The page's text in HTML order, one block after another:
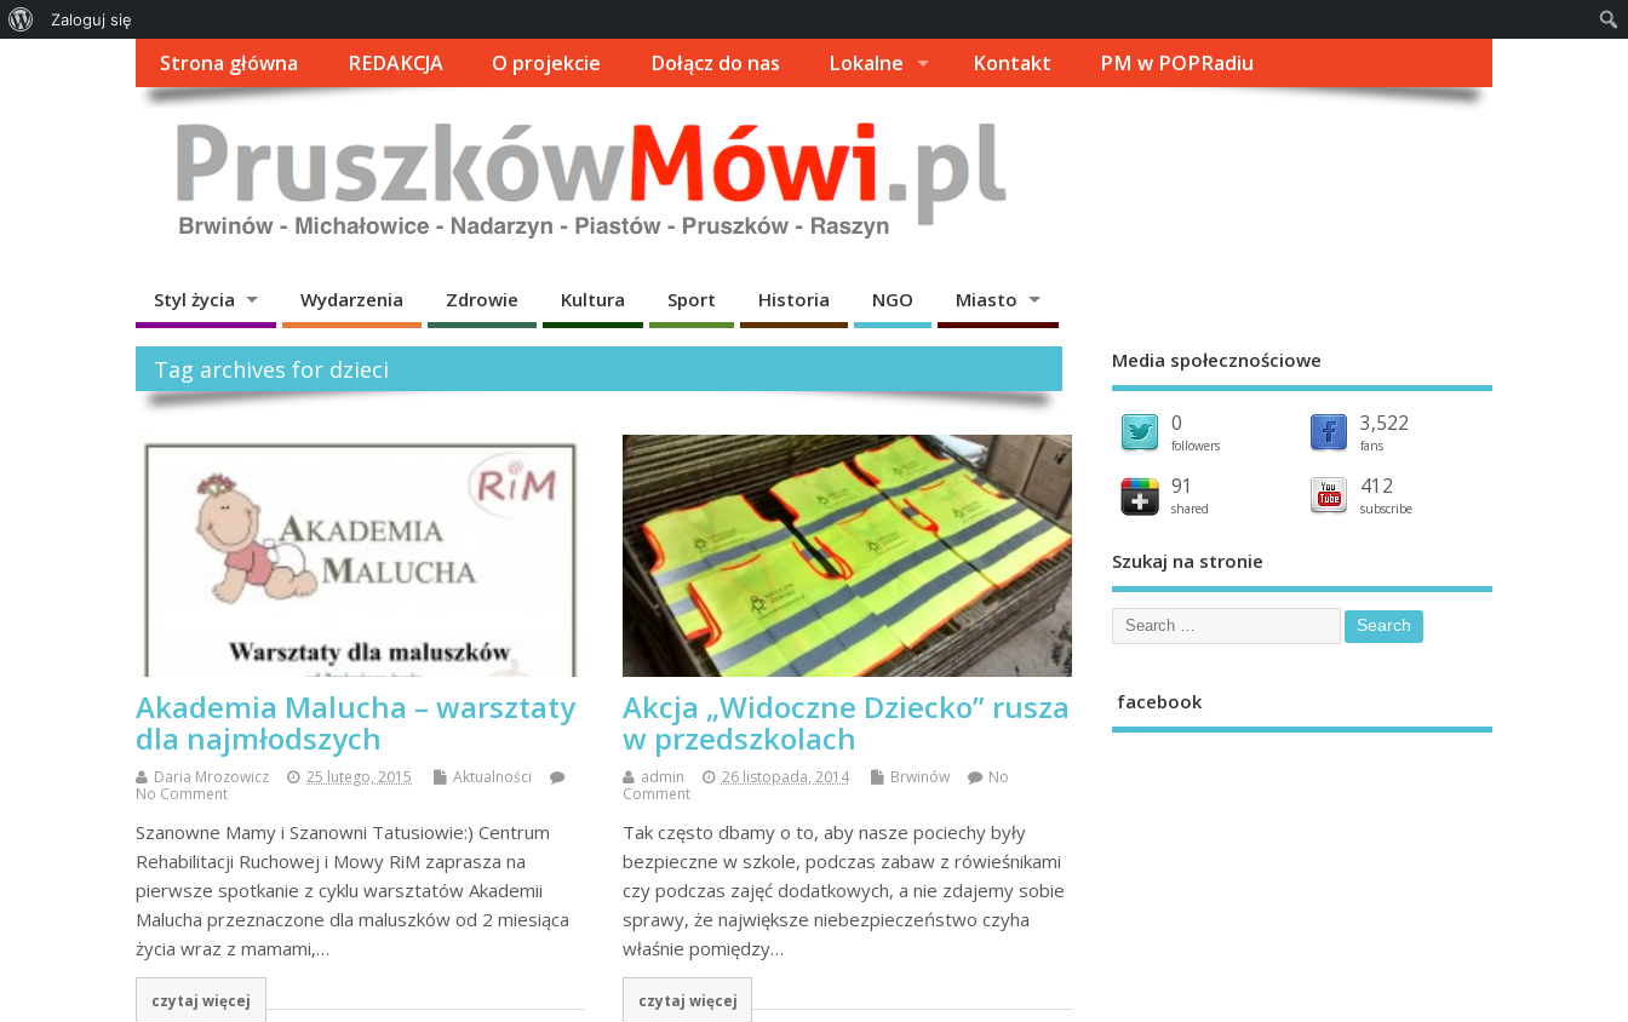
Strona główna REDAKCJA O projekcie Dołącz do nas Lokalne Kontakt PM w POPRadiu
Styl życia Wydarzenia Zdrowie Kultura Sport Historia NGO Miasto
Tag archives for dzieci
Akademia Malucha – warsztaty
dla najmłodszych
Daria Mrozowicz 25 lutego, 2015
Aktualności
No Comment
Szanowne Mamy i Szanowni Tatusiowie:) Centrum
Rehabilitacji Ruchowej i Mowy RiM zaprasza na
pierwsze spotkanie z cyklu warsztatów Akademii
Malucha przeznaczone dla maluszków od 2 miesiąca
życia wraz z mamami,…
czytaj więcej
Akcja „Widoczne Dziecko” rusza
w przedszkolach
admin 26 listopada, 2014 Brwinów
No
Comment
Tak często dbamy o to, aby nasze pociechy były
bezpieczne w szkole, podczas zabaw z rówieśnikami
czy podczas zajęć dodatkowych, a nie zdajemy sobie
sprawy, że największe niebezpieczeństwo czyha
właśnie pomiędzy…
czytaj więcej
Media społecznościowe
0
followers
3,522
fans
91
shared
412
subscribe
Szukaj na stronie
facebook
Zaloguj się